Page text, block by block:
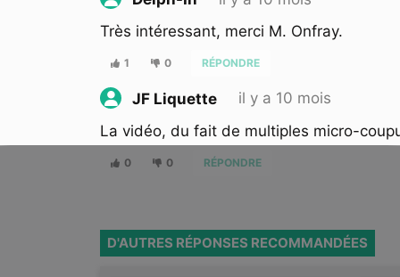
Très intéressant, merci M. Onfray.
1 0 RÉPONDRE
JF Liquette
il y a 10 mois
La vidéo, du fait de multiples micro-
0 0 RÉPONDRE
D'AUTRES RÉPONSES RECOMMANDÉES